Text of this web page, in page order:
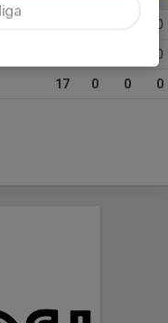
0
0
17 0 0 0